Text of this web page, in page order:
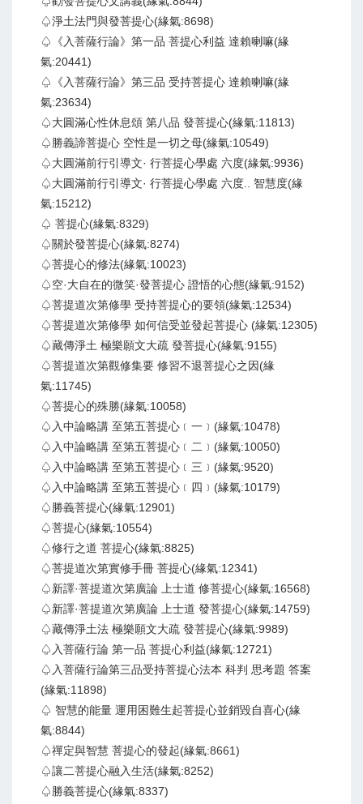
♤淨土法門與發菩提心(緣氣:8698)
♤《入菩薩行論》第一品 菩提心利益 達賴喇嘛(緣
氣:20441)
♤《入菩薩行論》第三品 受持菩提心 達賴喇嘛(緣
氣:23634)
♤大圓滿心性休息頌 第八品 發菩提心(緣氣:11813)
♤勝義諦菩提心 空性是一切之母(緣氣:10549)
♤大圓滿前行引導文· 行菩提心學處 六度(緣氣:9936)
♤大圓滿前行引導文· 行菩提心學處 六度.. 智慧度(緣
氣:15212)
♤ 菩提心(緣氣:8329)
♤關於發菩提心(緣氣:8274)
♤菩提心的修法(緣氣:10023)
♤空·大自在的微笑·發菩提心 證悟的心態(緣氣:9152)
♤菩提道次第修學 受持菩提心的要領(緣氣:12534)
♤菩提道次第修學 如何信受並發起菩提心 (緣氣:12305)
♤藏傳淨土 極樂願文大疏 發菩提心(緣氣:9155)
♤菩提道次第觀修集要 修習不退菩提心之因(緣
氣:11745)
♤菩提心的殊勝(緣氣:10058)
♤入中論略講 至第五菩提心﹝一﹞(緣氣:10478)
♤入中論略講 至第五菩提心﹝二﹞(緣氣:10050)
♤入中論略講 至第五菩提心﹝三﹞(緣氣:9520)
♤入中論略講 至第五菩提心﹝四﹞(緣氣:10179)
♤勝義菩提心(緣氣:12901)
♤菩提心(緣氣:10554)
♤修行之道 菩提心(緣氣:8825)
♤菩提道次第實修手冊 菩提心(緣氣:12341)
♤新譯·菩提道次第廣論 上士道 修菩提心(緣氣:16568)
♤新譯·菩提道次第廣論 上士道 發菩提心(緣氣:14759)
♤藏傳淨土法 極樂願文大疏 發菩提心(緣氣:9989)
♤入菩薩行論 第一品 菩提心利益(緣氣:12721)
♤入菩薩行論第三品受持菩提心法本 科判 思考題 答案
(緣氣:11898)
♤ 智慧的能量 運用困難生起菩提心並銷毀自喜心(緣
氣:8844)
♤禪定與智慧 菩提心的發起(緣氣:8661)
♤讓二菩提心融入生活(緣氣:8252)
♤勝義菩提心(緣氣:8337)